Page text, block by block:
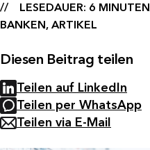
LESEDAUER: 6 MINUTEN
BANKEN, ARTIKEL
Diesen Beitrag teilen
Teilen auf LinkedIn
Teilen per WhatsApp
Teilen via E-Mail